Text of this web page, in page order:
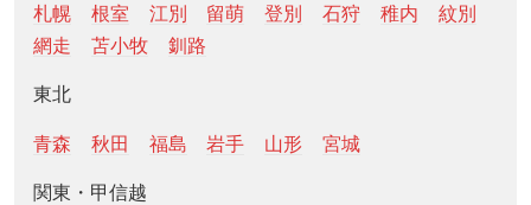
札幌
根室 江別 留萌 登別 石狩 稚内
紋別
網走
苫小牧 釧路
東北
青森 秋田 福島 岩手 山形 宮城
関東・甲信越